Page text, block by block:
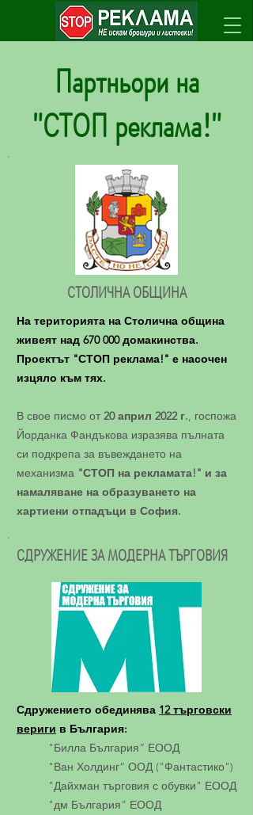
Партньори на
"СТОП реклама!"
СТОЛИЧНА ОБЩИНА
На територията на Столична община
живеят над 670 000 домакинства.
Проектът "СТОП реклама!" е насочен
изцяло към тях.
В свое писмо от 20 април 2022 г., госпожа
Йорданка Фандъкова изразява пълната
си подкрепа за въвеждането на
механизма "СТОП на рекламата!" и за
намаляване на образуването на
хартиени отпадъци в София.
СДРУЖЕНИЕ ЗА МОДЕРНА ТЪРГОВИЯ
Сдружението обединява 12 търговски
вериги в България:
"Билла България” ЕООД
"Ван Холдинг“ ООД ("Фантастико")
"Дайхман търговия с обувки" ЕООД
"дм България" ЕООД